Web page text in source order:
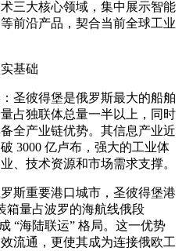
三大核心领域，集中展示智能
前沿产品，契合当前全球工业
基础
圣彼得堡是俄罗斯最大的船舶
占独联体总量一半以上，同时
全产业链优势。其信息产业近
3000 亿卢布，强大的工业体
、技术资源和市场需求支撑。
斯重要港口城市，圣彼得堡港
箱量占波罗的海航线俄段
“海陆联运” 格局。这一优势
流通，更使其成为连接俄欧工